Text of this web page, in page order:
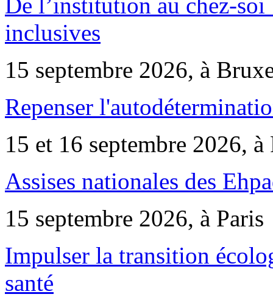
De l’institution au chez-
inclusives
15 septembre 2026, à
Repenser
15 et 16 septembre 2026, à
Assises nationales des
15 septembre 2026, à Paris
Impulser la transition
santé